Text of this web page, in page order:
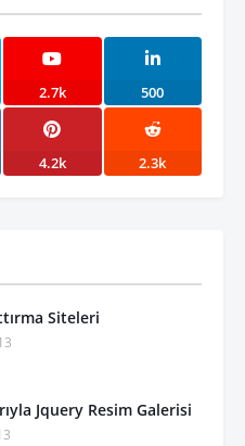
2.7k 500
4.2k 2.3k
Siteleri
Jquery Resim Galerisi